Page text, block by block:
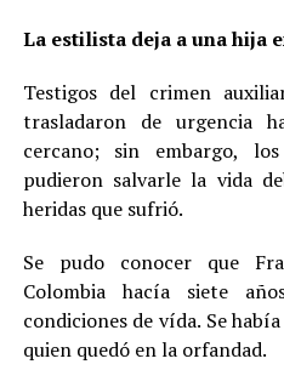
La estilista deja a una hija
Testigos del crimen
trasladaron de urgencia
cercano; sin embargo,
pudieron salvarle la vida
heridas que sufrió.
Se pudo conocer que
Colombia hacía siete
condiciones de vída. Se
quien quedó en la orfandad.